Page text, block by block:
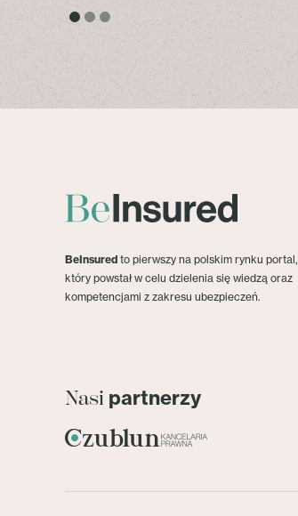
BeInsured to pierwszy na polskim rynku portal,
który powstał w celu dzielenia się wiedzą oraz
kompetencjami z zakresu ubezpieczeń.
Nasi partnerzy